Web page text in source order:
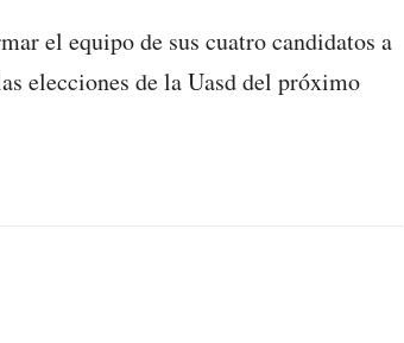
el equipo de sus cuatro candidatos a
elecciones de la Uasd del próximo